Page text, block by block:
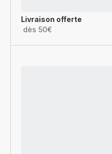
Livraison offerte
dès 50€